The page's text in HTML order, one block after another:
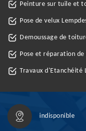
Peinture sur tuile et
Pose de velux
Demoussage de
Pose et réparation
Travaux d'Etanchéité
indisponible